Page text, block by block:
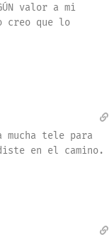
valor a mi
creo que lo
mucha tele para
en el camino.